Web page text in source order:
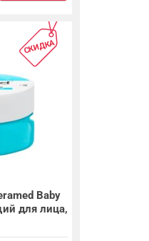
СКИДКА
Baby
для лица,